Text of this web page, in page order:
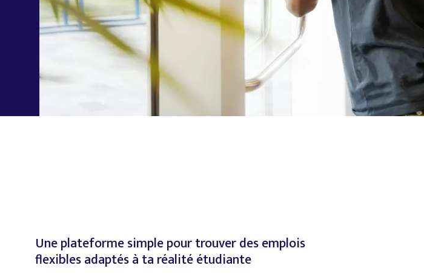
Uneplateformesimplepourtrouverdesemplois
flexiblesadaptésàtaréalitéétudiante